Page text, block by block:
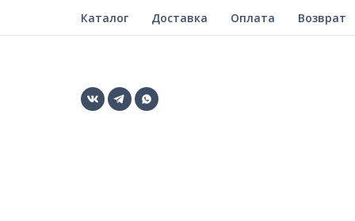
Каталог Доставка Оплата Возврат